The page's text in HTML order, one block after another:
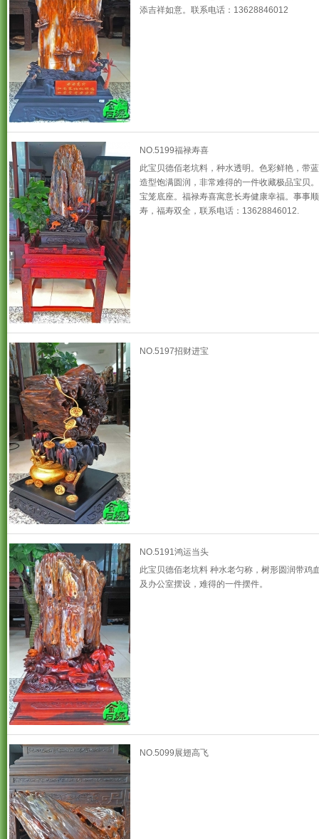
添吉祥如意。联系电话：13628846012
NO.5199福禄寿喜
此宝贝德佰老坑料，种水透明。色彩鲜艳，带
造型饱满圆润，非常难得的一件收藏极品宝贝
宝笼底座。福禄寿喜寓意长寿健康幸福。事事
寿，福寿双全，联系电话：13628846012.
NO.5197招财进宝
NO.5191鸿运当头
此宝贝德佰老坑料 种水老匀称，树形圆润带鸡
及办公室摆设，难得的一件摆件。
NO.5099展翅高飞